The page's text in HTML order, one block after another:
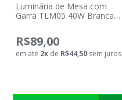
Luminária de Mesa com
Garra TLM05 40W Branca
R$89,00
em até 2x de R$44,50 sem juros